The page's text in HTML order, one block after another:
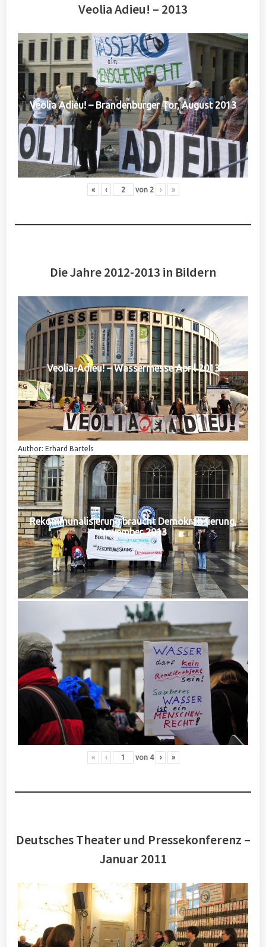
Veolia Adieu! – 2013
Veolia Adieu! – Brandenburger Tor, August 2013
« ‹ von 2 › »
Die Jahre 2012-2013 in Bildern
Veolia-Adieu! – Wassermesse April 2013
Author: Erhard Bartels
Rekommunalisierung braucht Demokratisierung,
November 2013
« ‹ von 4 › »
Deutsches Theater und Pressekonferenz –
Januar 2011